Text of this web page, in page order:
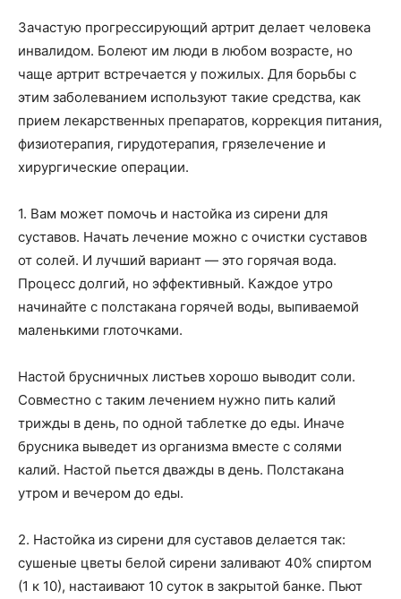
Зачастую прогрессирующий артрит делает человека
инвалидом. Болеют им люди в любом возрасте, но
чаще артрит встречается у пожилых. Для борьбы с
этим заболеванием используют такие средства, как
прием лекарственных препаратов, коррекция питания,
физиотерапия, гирудотерапия, грязелечение и
хирургические операции.
1. Вам может помочь и настойка из сирени для
суставов. Начать лечение можно с очистки суставов
от солей. И лучший вариант — это горячая вода.
Процесс долгий, но эффективный. Каждое утро
начинайте с полстакана горячей воды, выпиваемой
маленькими глоточками.
Настой брусничных листьев хорошо выводит соли.
Совместно с таким лечением нужно пить калий
трижды в день, по одной таблетке до еды. Иначе
брусника выведет из организма вместе с солями
калий. Настой пьется дважды в день. Полстакана
утром и вечером до еды.
2. Настойка из сирени для суставов делается так:
сушеные цветы белой сирени заливают 40% спиртом
(1 к 10), настаивают 10 суток в закрытой банке. Пьют